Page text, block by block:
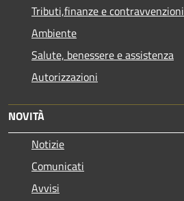
Tributi,finanze e contravvenzioni
Ambiente
Salute, benessere e assistenza
Autorizzazioni
NOVITÀ
Notizie
Comunicati
Avvisi